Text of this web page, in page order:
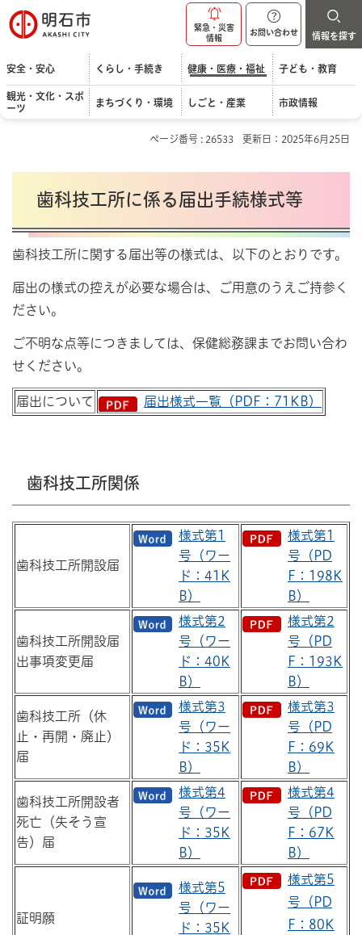
明石市
緊急・災害
情報
お問い合わせ 情報を探す
安全・安心 くらし・手続き 健康・医療・福祉 子ども・教育
観光・文化・スポ
ーツ
まちづくり・環境 しごと・産業 市政情報
ページ番号 : 26533 更新日：2025年6月25日
歯科技工所に係る届出手続様式等
歯科技工所に関する届出等の様式は、以下のとおりです。
届出の様式の控えが必要な場合は、ご用意のうえご持参く
ださい。
ご不明な点等につきましては、保健総務課までお問い合わ
せください。
届出について 届出様式一覧（PDF：71KB）
歯科技工所関係
歯科技工所開設届
様式第1
号（ワー
ド：41K
B）
様式第1
号（PD
F：198K
B）
歯科技工所開設届
出事項変更届
様式第2
号（ワー
ド：40K
B）
様式第2
号（PD
F：193K
B）
歯科技工所（休
止・再開・廃止）
届
様式第3
号（ワー
ド：35K
B）
様式第3
号（PD
F：69K
B）
歯科技工所開設者
死亡（失そう宣
告）届
様式第4
号（ワー
ド：35K
B）
様式第4
号（PD
F：67K
B）
証明願
様式第5
号（ワー
ド：35K
様式第5
号（PD
F：80K